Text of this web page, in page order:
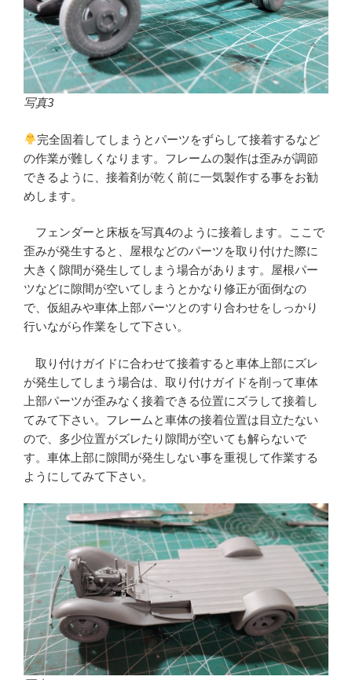
写真3
完全固着してしまうとパーツをずらして接着するなど
の作業が難しくなります。フレームの製作は歪みが調節
できるように、接着剤が乾く前に一気製作する事をお勧
めします。
フェンダーと床板を写真4のように接着します。ここで
歪みが発生すると、屋根などのパーツを取り付けた際に
大きく隙間が発生してしまう場合があります。屋根パー
ツなどに隙間が空いてしまうとかなり修正が面倒なの
で、仮組みや車体上部パーツとのすり合わせをしっかり
行いながら作業をして下さい。
取り付けガイドに合わせて接着すると車体上部にズレ
が発生してしまう場合は、取り付けガイドを削って車体
上部パーツが歪みなく接着できる位置にズラして接着し
てみて下さい。フレームと車体の接着位置は目立たない
ので、多少位置がズレたり隙間が空いても解らないで
す。車体上部に隙間が発生しない事を重視して作業する
ようにしてみて下さい。